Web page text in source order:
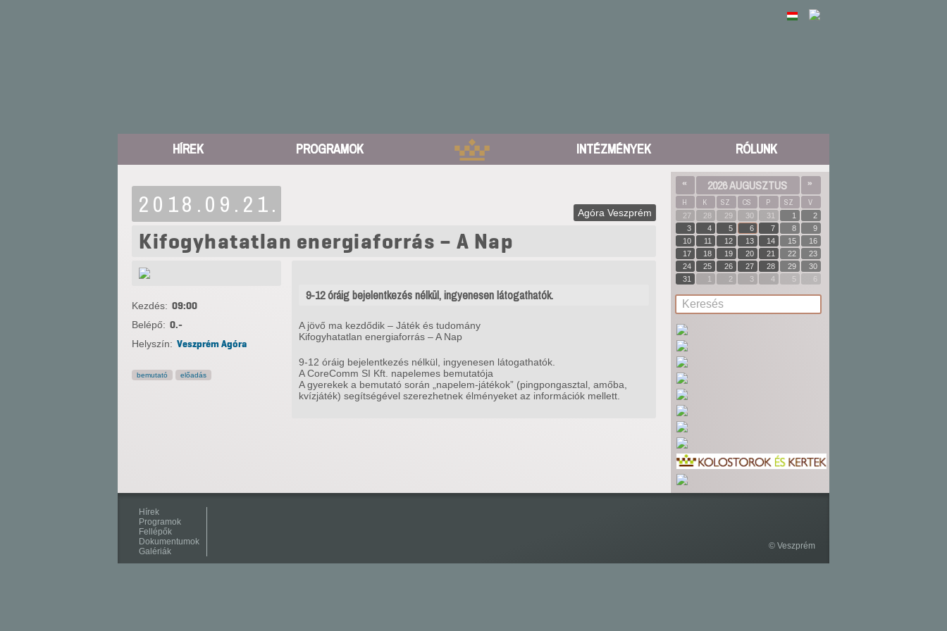
HÍREK PROGRAMOK INTÉZMÉNYEK RÓLUNK
2018.09.21. Agóra Veszprém
Kifogyhatatlan energiaforrás – A Nap
9-12 óráig bejelentkezés nélkül, ingyenesen látogathatók.
A jövő ma kezdődik – Játék és tudomány
Kifogyhatatlan energiaforrás – A Nap
9-12 óráig bejelentkezés nélkül, ingyenesen látogathatók.
A CoreComm SI Kft. napelemes bemutatója
A gyerekek a bemutató során „napelem-játékok” (pingpongasztal, amőba,
kvízjáték) segítségével szerezhetnek élményeket az információk mellett.
Kezdés: 09:00
Belépő: 0.-
Helyszín: Veszprém Agóra
bemutató előadás
« 2026 AUGUSZTUS
»
H
K SZ CS P SZ V
27 28 29 30 31 1
2
3
4 5 6 7 8
9
10
11 12 13 14 15
16
17
18 19 20 21 22
23
24
25 26 27 28 29
30
31
1 2 3 4 5 6
Hírek
Programok
Fellépők
Dokumentumok
Galériák
© Veszprém